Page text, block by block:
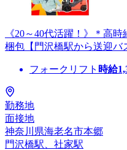
《20～40代活躍！》＊高
梱包【門沢橋駅から送迎バ
フォークリフト 時給
勤務地
面接地
神奈川県海老名市本郷
門沢橋駅、社家駅